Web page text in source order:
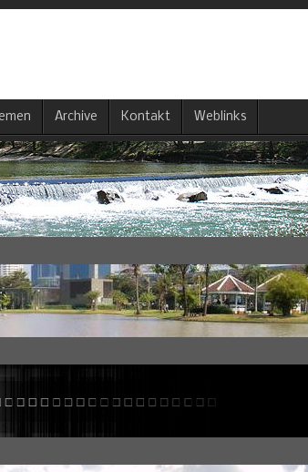
Archive Kontakt Weblinks